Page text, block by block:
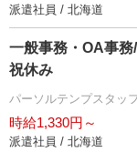
派遣社員 / 北海道
一般事務・OA事務
祝休み
パーソルテンプスタッ
時給1,330円～
派遣社員 / 北海道